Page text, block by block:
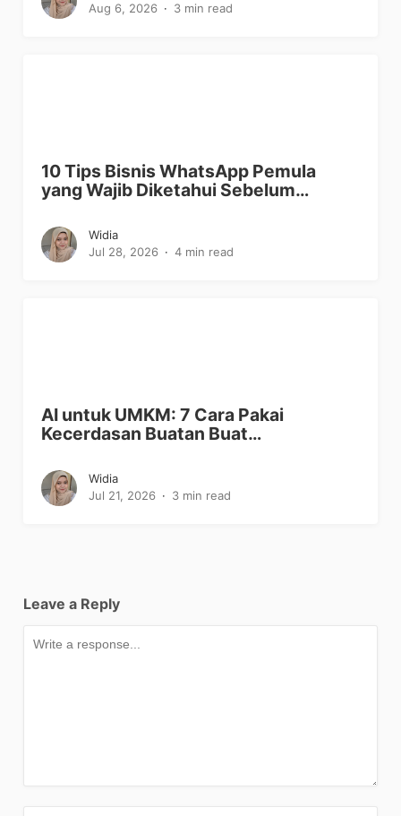
Aug 6, 2026
3 min read
10 Tips Bisnis WhatsApp Pemula
yang Wajib Diketahui Sebelum…
Widia
Jul 28, 2026
4 min read
AI untuk UMKM: 7 Cara Pakai
Kecerdasan Buatan Buat…
Widia
Jul 21, 2026
3 min read
Leave a Reply